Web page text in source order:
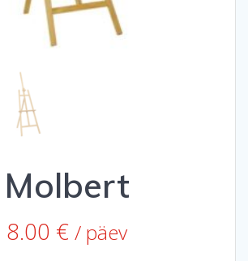
Molbert
8.00 € / päev